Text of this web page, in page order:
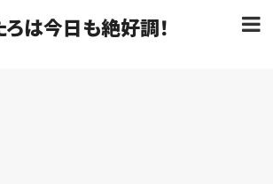
ろは今日も絶好調！